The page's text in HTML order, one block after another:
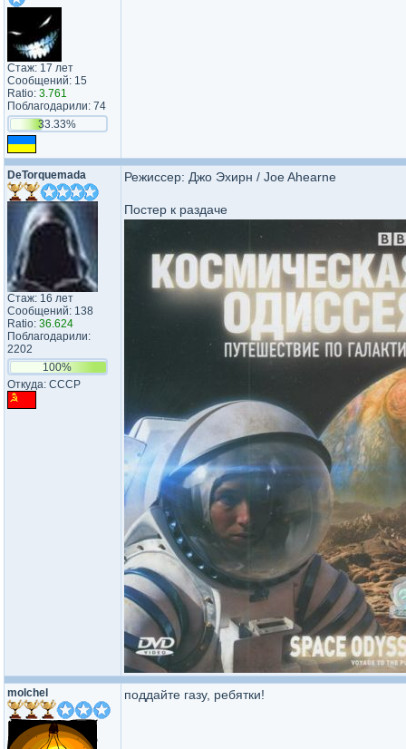
Стаж: 17 лет
Сообщений: 15
Ratio: 3.761
Поблагодарили: 74
33.33%
DeTorquemada
Стаж: 16 лет
Сообщений: 138
Ratio: 36.624
Поблагодарили:
2202
100%
Откуда: СССР
Режиссер: Джо Эхирн / Joe Ahearne
Постер к раздаче
molchel поддайте газу, ребятки!